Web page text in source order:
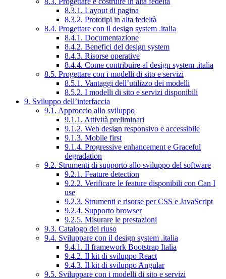
8.3.1. Layout di pagina
8.3.2. Prototipi in alta fedeltà
8.4. Progettare con il design system .italia
8.4.1. Documentazione
8.4.2. Benefici del design system
8.4.3. Risorse operative
8.4.4. Come contribuire al design system .italia
8.5. Progettare con i modelli di sito e servizi
8.5.1. Vantaggi dell’utilizzo dei modelli
8.5.2. I modelli di sito e servizi disponibili
9. Sviluppo dell’interfaccia
9.1. Approccio allo sviluppo
9.1.1. Attività preliminari
9.1.2. Web design responsivo e accessibile
9.1.3. Mobile first
9.1.4. Progressive enhancement e Graceful
degradation
9.2. Strumenti di supporto allo sviluppo del software
9.2.1. Feature detection
9.2.2. Verificare le feature disponibili con Can I
use
9.2.3. Strumenti e risorse per CSS e JavaScript
9.2.4. Supporto browser
9.2.5. Misurare le prestazioni
9.3. Catalogo del riuso
9.4. Sviluppare con il design system .italia
9.4.1. Il framework Bootstrap Italia
9.4.2. Il kit di sviluppo React
9.4.3. Il kit di sviluppo Angular
9.5. Sviluppare con i modelli di sito e servizi